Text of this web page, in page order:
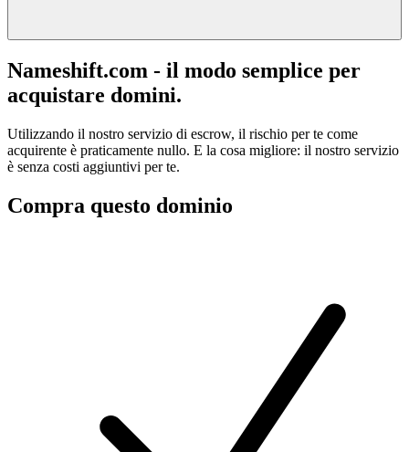
Nameshift.com - il modo semplice per
acquistare domini.
Utilizzando il nostro servizio di escrow, il rischio per te come
acquirente è praticamente nullo. E la cosa migliore: il nostro servizio
è senza costi aggiuntivi per te.
Compra questo dominio